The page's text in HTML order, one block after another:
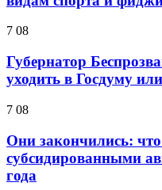
7 08
Губернатор
уходить в Госдуму
7 08
Они закончились:
субсидированными
года